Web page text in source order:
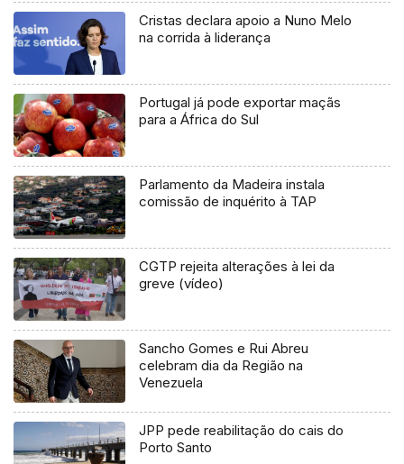
Cristas declara apoio a Nuno Melo
na corrida à liderança
Portugal já pode exportar maçãs
para a África do Sul
Parlamento da Madeira instala
comissão de inquérito à TAP
CGTP rejeita alterações à lei da
greve (vídeo)
Sancho Gomes e Rui Abreu
celebram dia da Região na
Venezuela
JPP pede reabilitação do cais do
Porto Santo